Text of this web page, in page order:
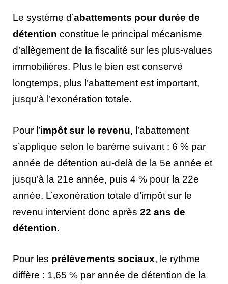
Le système d’abattements pour durée de
détention constitue le principal mécanisme
d’allègement de la fiscalité sur les plus-values
immobilières. Plus le bien est conservé
longtemps, plus l’abattement est important,
jusqu’à l’exonération totale.
Pour l’impôt sur le revenu, l’abattement
s’applique selon le barème suivant : 6 % par
année de détention au-delà de la 5e année et
jusqu’à la 21e année, puis 4 % pour la 22e
année. L’exonération totale d’impôt sur le
revenu intervient donc après 22 ans de
détention.
Pour les prélèvements sociaux, le rythme
diffère : 1,65 % par année de détention de la